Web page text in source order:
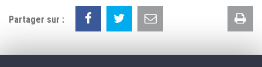
Partager sur :
la